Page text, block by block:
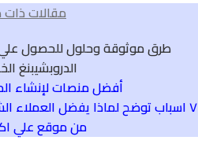
مقالات
طرق موثوقة وحلول للحصول علي
الدروبشيبنغ
أفضل منصات لإنشاء
٧ اسباب توضح لماذا يفضل العملاء
من موقع علي